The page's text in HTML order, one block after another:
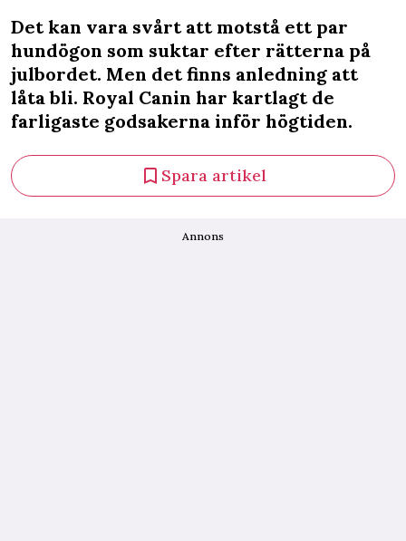
Det kan vara svårt att motstå ett par
hundögon som suktar efter rätterna på
julbordet. Men det finns anledning att
låta bli. Royal Canin har kartlagt de
farligaste godsakerna inför högtiden.
Spara artikel
Annons